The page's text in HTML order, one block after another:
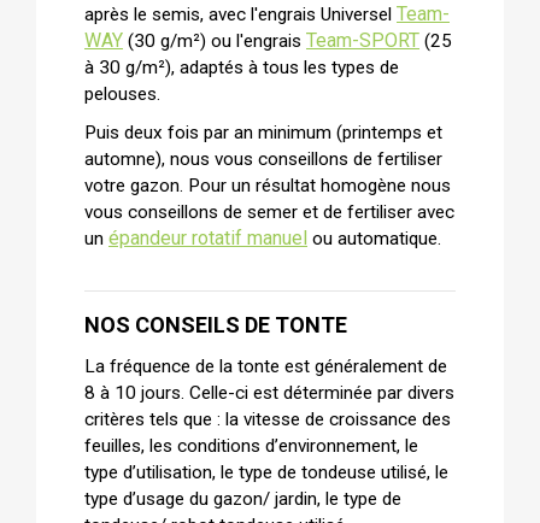
après le semis, avec l'engrais Universel Team-
WAY (30 g/m²) ou l'engrais Team-SPORT (25
à 30 g/m²), adaptés à tous les types de
pelouses.
Puis deux fois par an minimum (printemps et
automne), nous vous conseillons de fertiliser
votre gazon. Pour un résultat homogène nous
vous conseillons de semer et de fertiliser avec
un épandeur rotatif manuel ou automatique.
NOS CONSEILS DE TONTE
La fréquence de la tonte est généralement de
8 à 10 jours. Celle-ci est déterminée par divers
critères tels que : la vitesse de croissance des
feuilles, les conditions d’environnement, le
type d’utilisation, le type de tondeuse utilisé, le
type d’usage du gazon/ jardin, le type de